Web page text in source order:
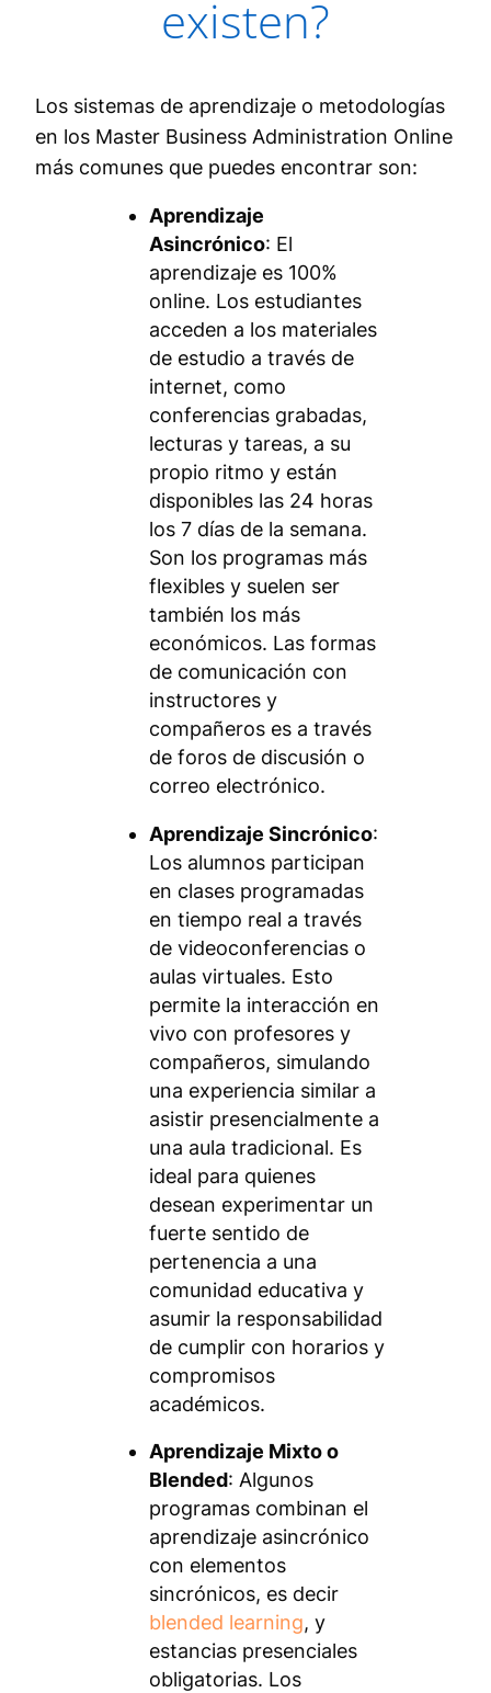
existen?
Los sistemas de aprendizaje o metodologías
en los Master Business Administration Online
más comunes que puedes encontrar son:
Aprendizaje
Asincrónico: El
aprendizaje es 100%
online. Los estudiantes
acceden a los materiales
de estudio a través de
internet, como
conferencias grabadas,
lecturas y tareas, a su
propio ritmo y están
disponibles las 24 horas
los 7 días de la semana.
Son los programas más
flexibles y suelen ser
también los más
económicos. Las formas
de comunicación con
instructores y
compañeros es a través
de foros de discusión o
correo electrónico.
Aprendizaje Sincrónico:
Los alumnos participan
en clases programadas
en tiempo real a través
de videoconferencias o
aulas virtuales. Esto
permite la interacción en
vivo con profesores y
compañeros, simulando
una experiencia similar a
asistir presencialmente a
una aula tradicional. Es
ideal para quienes
desean experimentar un
fuerte sentido de
pertenencia a una
comunidad educativa y
asumir la responsabilidad
de cumplir con horarios y
compromisos
académicos.
Aprendizaje Mixto o
Blended: Algunos
programas combinan el
aprendizaje asincrónico
con elementos
sincrónicos, es decir
blended learning, y
estancias presenciales
obligatorias. Los